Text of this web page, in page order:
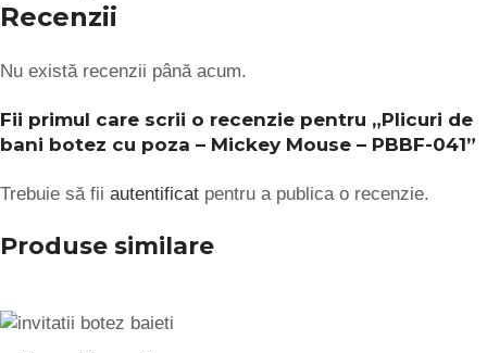
Recenzii
Nu există recenzii până acum.
Fii primul care scrii o recenzie pentru „Plicuri de
bani botez cu poza – Mickey Mouse – PBBF-041”
Trebuie să fii autentificat pentru a publica o recenzie.
Produse similare